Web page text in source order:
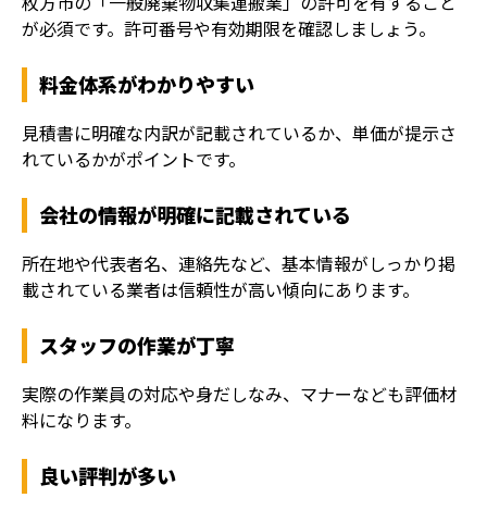
が必須です。許可番号や有効期限を確認しましょう。
料金体系がわかりやすい
見積書に明確な内訳が記載されているか、単価が提示さ
れているかがポイントです。
会社の情報が明確に記載されている
所在地や代表者名、連絡先など、基本情報がしっかり掲
載されている業者は信頼性が高い傾向にあります。
スタッフの作業が丁寧
実際の作業員の対応や身だしなみ、マナーなども評価材
料になります。
良い評判が多い